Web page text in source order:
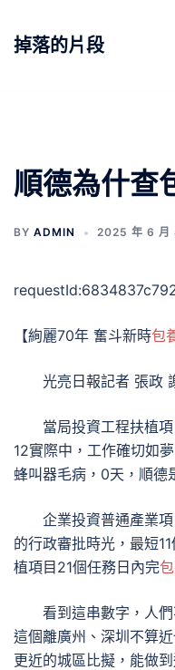
掉落的片段
順德為什查
BY ADMIN 2025 年 6 月
【絢麗70年 奮斗新時包
光亮日報記者 張政
當局投資工程扶植項
12實際中，工作確切如
蜂叫器毛病，0天，順德
企業投資普通產業項
的行政審批時光，最短
植項目21個任務日內完
看到這串數字，人們
這個離廣州、深圳不算
更近的城區比擬，能做